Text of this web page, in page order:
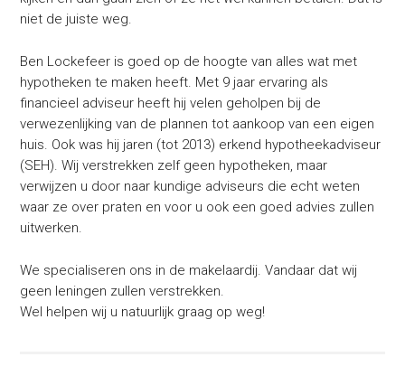
niet de juiste weg.
Ben Lockefeer is goed op de hoogte van alles wat met
hypotheken te maken heeft. Met 9 jaar ervaring als
financieel adviseur heeft hij velen geholpen bij de
verwezenlijking van de plannen tot aankoop van een eigen
huis. Ook was hij jaren (tot 2013) erkend hypotheekadviseur
(SEH). Wij verstrekken zelf geen hypotheken, maar
verwijzen u door naar kundige adviseurs die echt weten
waar ze over praten en voor u ook een goed advies zullen
uitwerken.
We specialiseren ons in de makelaardij. Vandaar dat wij
geen leningen zullen verstrekken.
Wel helpen wij u natuurlijk graag op weg!